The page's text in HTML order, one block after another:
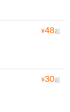
¥48起
¥30起